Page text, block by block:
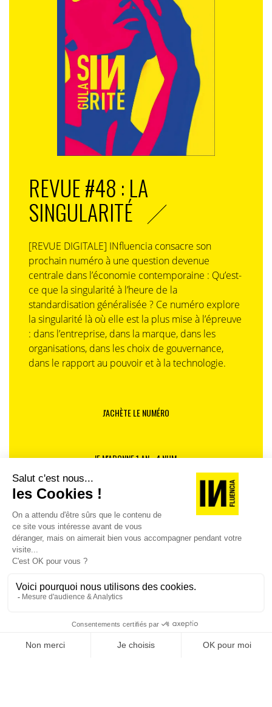
REVUE #48 : LA
SINGULARITÉ
[REVUE DIGITALE] INfluencia consacre son
prochain numéro à une question devenue
centrale dans l’économie contemporaine : Qu’est-
ce que la singularité à l’heure de la
standardisation généralisée ? Ce numéro explore
la singularité là où elle est la plus mise à l’épreuve
: dans l’entreprise, dans la marque, dans les
organisations, dans les choix de gouvernance,
dans le rapport au pouvoir et à la technologie.
J'ACHÈTE LE NUMÉRO
JE M'ABONNE 1 AN - 4 NUM.
JE DÉCOUVRE LES NUMÉROS PRÉCÉDENTS
Je suis déjà abonné(e) :je consulte la revue en